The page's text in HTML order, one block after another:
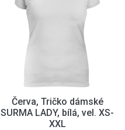
Červa, Tričko dámské
SURMA LADY, bílá, vel. XS-
XXL